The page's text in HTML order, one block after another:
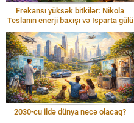
Frekansı yüksək bitkilər: Nikola
Teslanın enerji baxışı və Isparta gülü
2030-cu ildə dünya necə olacaq?